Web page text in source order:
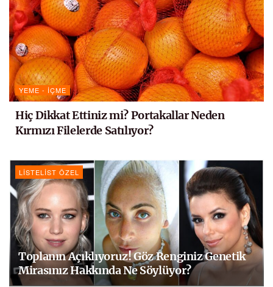
YEME - İÇME
Hiç Dikkat Ettiniz mi? Portakallar Neden
Kırmızı Filelerde Satılıyor?
LISTELIST ÖZEL
Toplanın Açıklıyoruz! Göz Renginiz Genetik
Mirasınız Hakkında Ne Söylüyor?